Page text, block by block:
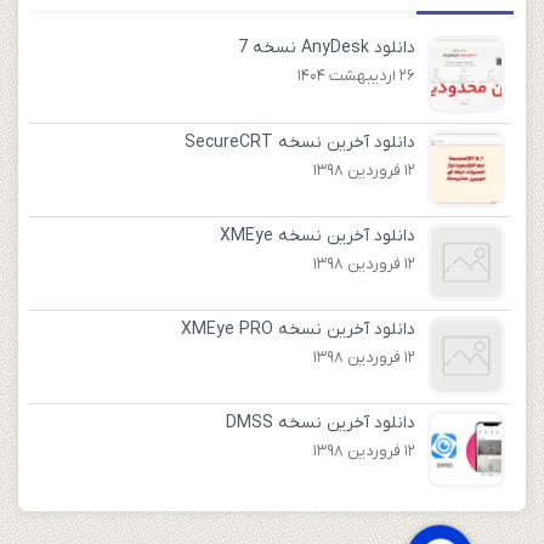
دانلود AnyDesk نسخه 7
26 اردیبهشت 1404
دانلود آخرین نسخه SecureCRT
12 فروردین 1398
دانلود آخرین نسخه XMEye
12 فروردین 1398
دانلود آخرین نسخه XMEye PRO
12 فروردین 1398
دانلود آخرین نسخه DMSS
12 فروردین 1398